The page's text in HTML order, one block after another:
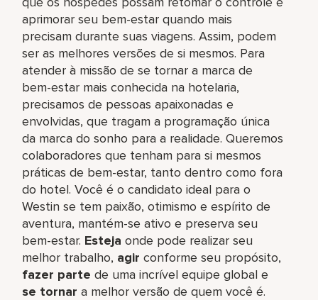
aprimorar seu bem-estar quando mais
precisam durante suas viagens. Assim, podem
ser as melhores versões de si mesmos. Para
atender à missão de se tornar a marca de
bem-estar mais conhecida na hotelaria,
precisamos de pessoas apaixonadas e
envolvidas, que tragam a programação única
da marca do sonho para a realidade. Queremos
colaboradores que tenham para si mesmos
práticas de bem-estar, tanto dentro como fora
do hotel. Você é o candidato ideal para o
Westin se tem paixão, otimismo e espírito de
aventura, mantém-se ativo e preserva seu
bem-estar. Esteja onde pode realizar seu
melhor trabalho,​ agir conforme seu propósito,
fazer parte de uma incrível equipe global​ e
se tornar a melhor versão de quem você é.